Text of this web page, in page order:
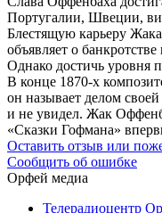
Португалии, Швеции,
Блестящую карьеру
объявляет о
Однако достичь уровня
В конце 1870-х
он называет делом
и не увидел. Жак
«Сказки Гофмана»
Оставить отзыв или
Сообщить об ошибке
Орфей медиа
Телерадиоцентр